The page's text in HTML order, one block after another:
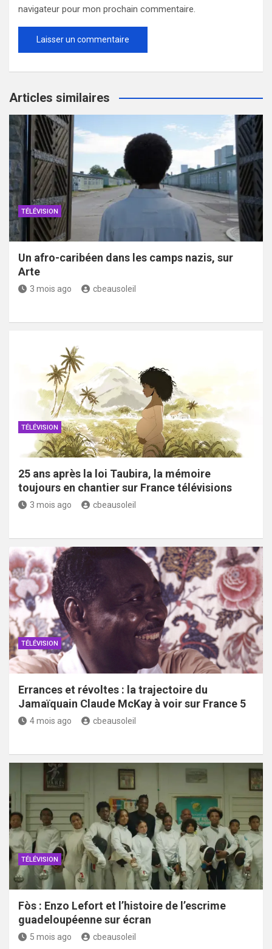
navigateur pour mon prochain commentaire.
Articles similaires
TÉLÉVISION
Un afro-caribéen dans les camps nazis, sur
Arte
3 mois ago cbeausoleil
TÉLÉVISION
25 ans après la loi Taubira, la mémoire
toujours en chantier sur France télévisions
3 mois ago cbeausoleil
TÉLÉVISION
Errances et révoltes : la trajectoire du
Jamaïquain Claude McKay à voir sur France 5
4 mois ago cbeausoleil
TÉLÉVISION
Fòs : Enzo Lefort et l’histoire de l’escrime
guadeloupéenne sur écran
5 mois ago cbeausoleil